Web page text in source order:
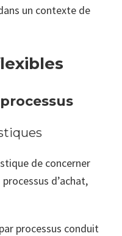
un contexte de
de concerner
d’achat,
processus conduit